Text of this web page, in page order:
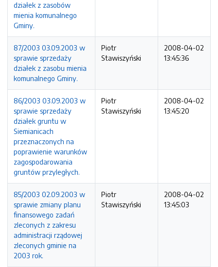
działek z zasobów
mienia komunalnego
Gminy.
87/2003 03.09.2003 w
sprawie sprzedaży
działek z zasobu mienia
komunalnego Gminy.
Piotr
Stawiszyński
2008-04-02
13:45:36
86/2003 03.09.2003 w
sprawie sprzedaży
działek gruntu w
Siemianicach
przeznaczonych na
poprawienie warunków
zagospodarowania
gruntów przyległych.
Piotr
Stawiszyński
2008-04-02
13:45:20
85/2003 02.09.2003 w
sprawie zmiany planu
finansowego zadań
zleconych z zakresu
administracji rządowej
zleconych gminie na
2003 rok.
Piotr
Stawiszyński
2008-04-02
13:45:03